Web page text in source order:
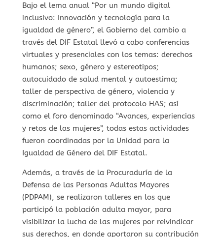
Bajo el lema anual “Por un mundo digital
inclusivo: Innovación y tecnología para la
igualdad de género”, el Gobierno del cambio a
través del DIF Estatal llevó a cabo conferencias
virtuales y presenciales con los temas: derechos
humanos; sexo, género y estereotipos;
autocuidado de salud mental y autoestima;
taller de perspectiva de género, violencia y
discriminación; taller del protocolo HAS; así
como el foro denominado “Avances, experiencias
y retos de las mujeres”, todas estas actividades
fueron coordinadas por la Unidad para la
Igualdad de Género del DIF Estatal.
Además, a través de la Procuraduría de la
Defensa de las Personas Adultas Mayores
(PDPAM), se realizaron talleres en los que
participó la población adulta mayor, para
visibilizar la lucha de las mujeres por reivindicar
sus derechos, en donde aportaron su contribución